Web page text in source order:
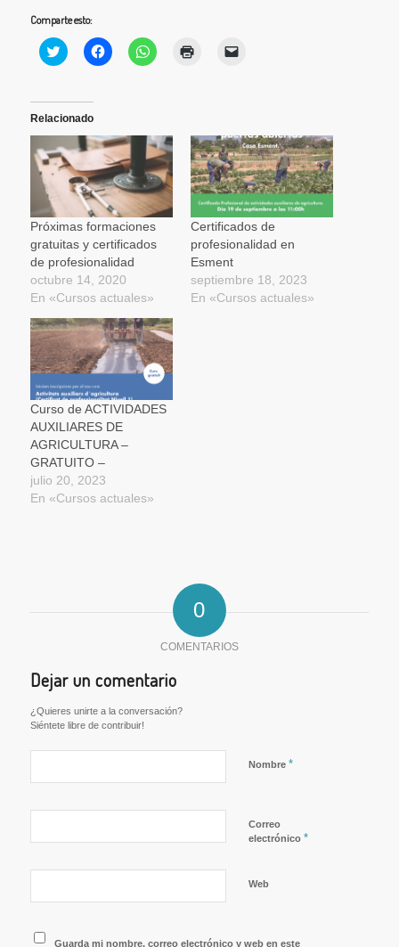
Comparte esto:
Haz
clic
Twitter
(Se
una
ventana
nueva)
Haz
clic
en
una
ventana
nueva)
Haz
clic
en
una
ventana
nueva)
ventana
nueva)
electrónico
a
un
amigo
(Se
abre
en
una
ventana
nueva)
Relacionado
Próximas formaciones
gratuitas y certificados
de profesionalidad
octubre 14, 2020
En «Cursos actuales»
Certificados de
profesionalidad en
Esment
septiembre 18, 2023
En «Cursos actuales»
Curso de ACTIVIDADES
AUXILIARES DE
AGRICULTURA –
GRATUITO –
julio 20, 2023
En «Cursos actuales»
0
COMENTARIOS
Dejar un comentario
¿Quieres unirte a la conversación?
Siéntete libre de contribuir!
Nombre *
Correo
electrónico *
Web
Guarda mi nombre, correo electrónico y web en este